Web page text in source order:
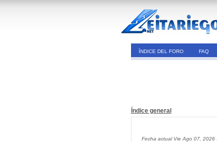
ÍNDICE DEL FORO FAQ
Índice general
Fecha actual Vie Ago 07, 2026